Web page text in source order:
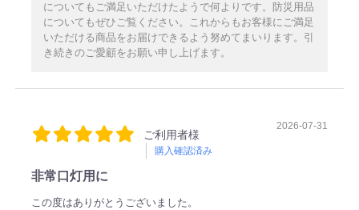
についてもご満足いただけたようで何よりです。防災用品
についてもぜひご覧ください。これからもお客様にご満足
いただける商品をお届けできるよう努めてまいります。引
き続きのご愛顧をお願い申し上げます。
ご利用者様
購入確認済み
2026-07-31
非常口灯用に
この度はありがとうございました。